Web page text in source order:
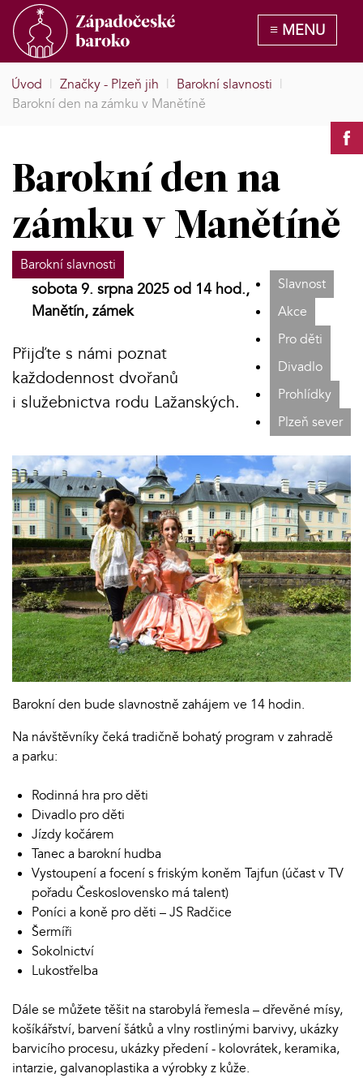
Úvod | Značky - Plzeň jih | Barokní slavnosti |
Barokní den na zámku v Manětíně
Barokní den na
zámku v Manětíně
Barokní slavnosti
Slavnost
Akce
Pro děti
Divadlo
Prohlídky
Plzeň sever
sobota 9. srpna 2025 od 14 hod.,
Manětín, zámek
Přijďte s námi poznat
každodennost dvořanů
i služebnictva rodu Lažanských.
Barokní den bude slavnostně zahájem ve 14 hodin.
Na návštěvníky čeká tradičně bohatý program v zahradě
a parku:
Rodinná hra pro děti
Divadlo pro děti
Jízdy kočárem
Tanec a barokní hudba
Vystoupení a focení s friským koněm Tajfun (účast v TV
pořadu Československo má talent)
Poníci a koně pro děti – JS Radčice
Šermíři
Sokolnictví
Lukostřelba
Dále se můžete těšit na starobylá řemesla – dřevěné mísy,
košíkářství, barvení šátků a vlny rostlinými barvivy, ukázky
barvicího procesu, ukázky předení - kolovrátek, keramika,
intarzie, galvanoplastika a výrobky z kůže.